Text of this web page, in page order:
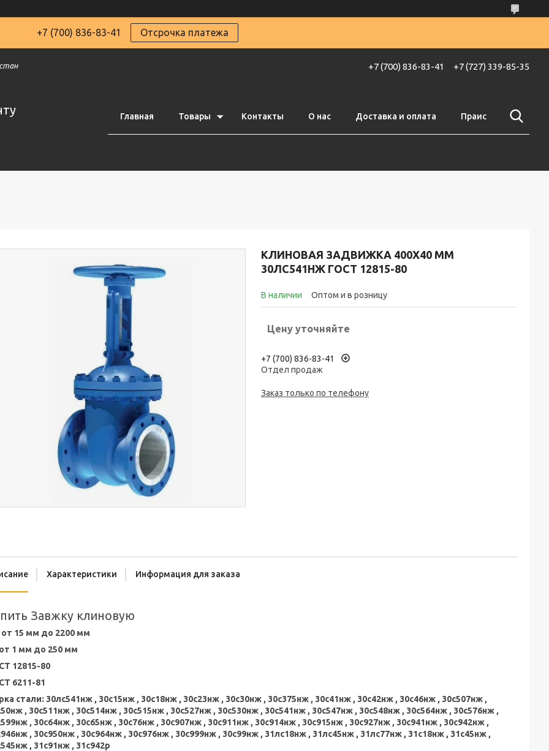
+7 (700) 836-83-41 Отсрочка платежа
+7 (700) 836-83-41 +7 (727) 339-85-35
Главная Товары Контакты О нас Доставка и оплата Праис
КЛИНОВАЯ ЗАДВИЖКА 400X40 ММ
30ЛС541НЖ ГОСТ 12815-80
В наличии Оптом и в розницу
Цену уточняйте
+7 (700) 836-83-41
Отдел продаж
Заказ только по телефону
Характеристики Информация для заказа
Завжку клиновую
15 мм до 2200 мм
1 мм до 250 мм
12815-80
6211-81
стали: 30лс541нж , 30с15нж , 30с18нж , 30с23нж , 30с30нж , 30с375нж , 30с41нж , 30с42нж , 30с46нж , 30с507нж ,
, 30с511нж , 30с514нж , 30с515нж , 30с527нж , 30с530нж , 30с541нж , 30с547нж , 30с548нж , 30с564нж , 30с576нж ,
, 30с64нж , 30с65нж , 30с76нж , 30с907нж , 30с911нж , 30с914нж , 30с915нж , 30с927нж , 30с941нж , 30с942нж ,
, 30с950нж , 30с964нж , 30с976нж , 30с999нж , 30с99нж , 31лс18нж , 31лс45нж , 31лс77нж , 31с18нж , 31с45нж ,
, 31с91нж , 31с942р